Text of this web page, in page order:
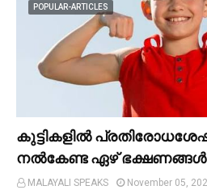
POPULAR-ARTICLES
കുട്ടികളില്‍
നല്‍കേണ്ട ഏഴ് ഭക്ഷണങ്ങള്‍
MALAYALI SPEAKS
November 05,